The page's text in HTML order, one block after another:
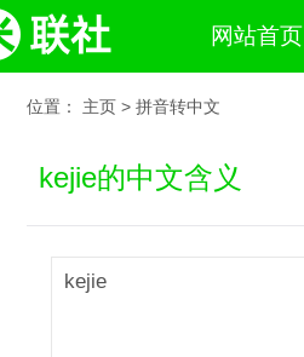
网站首页
位置： 主页 > 拼音转中文
kejie的中文含义
kejie